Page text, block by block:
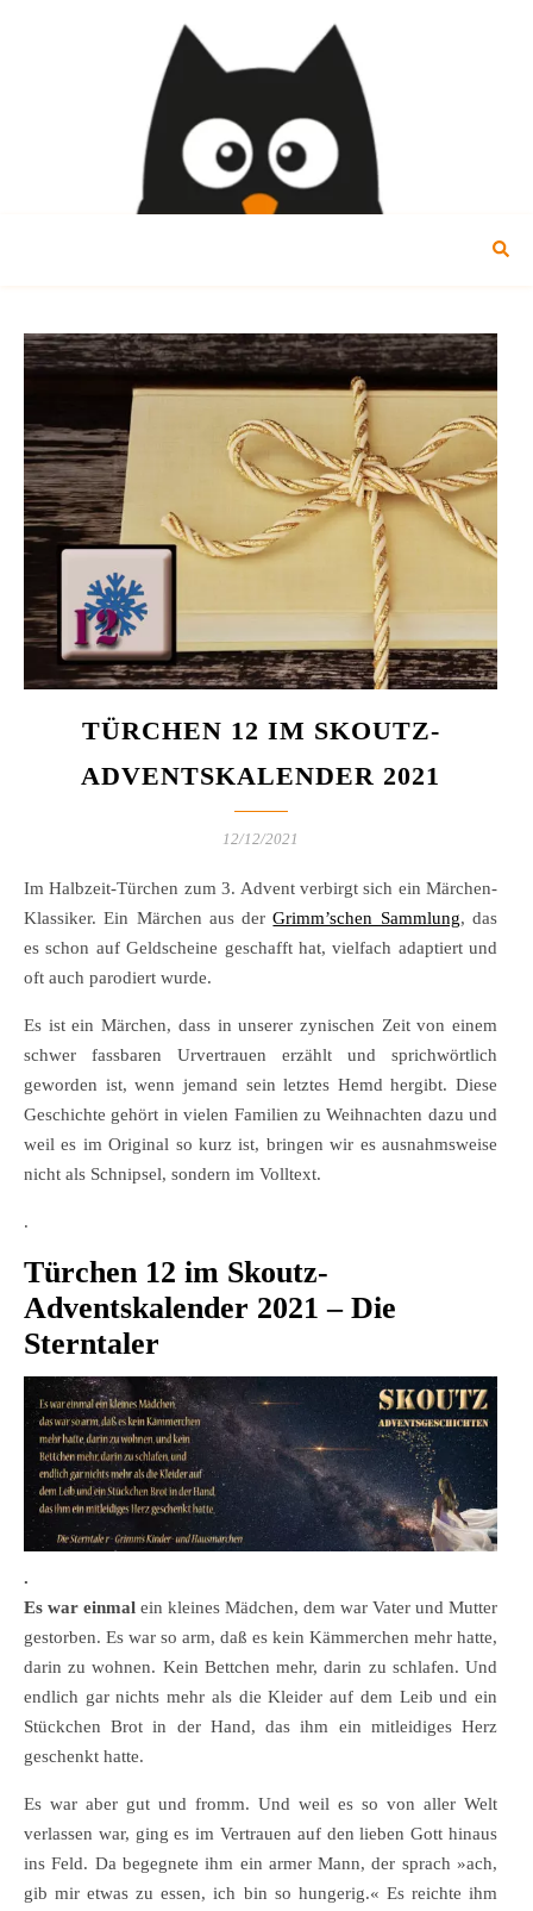
TÜRCHEN 12 IM SKOUTZ-
ADVENTSKALENDER 2021
12/12/2021
Im Halbzeit-Türchen zum 3. Advent verbirgt sich ein Märchen-
Klassiker. Ein Märchen aus derGrimm’schen Sammlung, das
es schon auf Geldscheine geschafft hat, vielfach adaptiert und
oft auch parodiert wurde.
Es ist ein Märchen, dass in unserer zynischen Zeit von einem
schwer fassbaren Urvertrauen erzählt und sprichwörtlich
geworden ist, wenn jemand sein letztes Hemd hergibt. Diese
Geschichte gehört in vielen Familien zu Weihnachten dazu und
weil es im Original so kurz ist, bringen wir es ausnahmsweise
nicht als Schnipsel, sondern im Volltext.
.
Türchen 12 im Skoutz-
Adventskalender 2021 – Die
Sterntaler
.
Es war einmal ein kleines Mädchen, dem war Vater und Mutter
gestorben. Es war so arm, daß es kein Kämmerchen mehr hatte,
darin zu wohnen. Kein Bettchen mehr, darin zu schlafen. Und
endlich gar nichts mehr als die Kleider auf dem Leib und ein
Stückchen Brot in der Hand, das ihm ein mitleidiges Herz
geschenkt hatte.
Es war aber gut und fromm. Und weil es so von aller Welt
verlassen war, ging es im Vertrauen auf den lieben Gott hinaus
ins Feld. Da begegnete ihm ein armer Mann, der sprach »ach,
gib mir etwas zu essen, ich bin so hungerig.« Es reichte ihm